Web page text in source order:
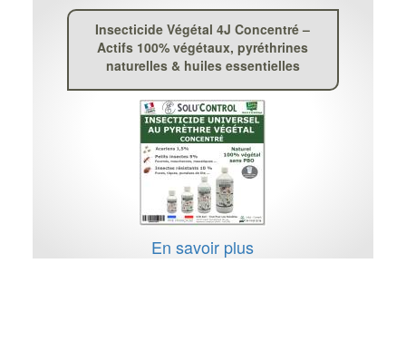
Insecticide Végétal 4J Concentré –
Actifs 100% végétaux, pyréthrines
naturelles & huiles essentielles
En savoir plus